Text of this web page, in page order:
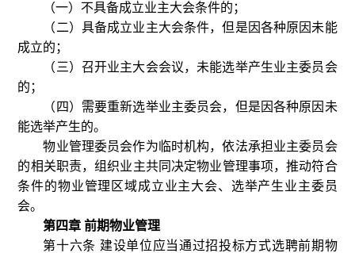
（一）不具备成立业主大会条件的；
（二）具备成立业主大会条件，但是因各种原因未能
成立的；
（三）召开业主大会会议，未能选举产生业主委员会
的；
（四）需要重新选举业主委员会，但是因各种原因未
能选举产生的。
物业管理委员会作为临时机构，依法承担业主委员会
的相关职责，组织业主共同决定物业管理事项，推动符合
条件的物业管理区域成立业主大会、选举产生业主委员
会。
第四章 前期物业管理
第十六条 建设单位应当通过招投标方式选聘前期物